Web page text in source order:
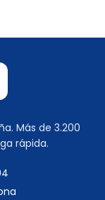
Más de 3.200
rápida.